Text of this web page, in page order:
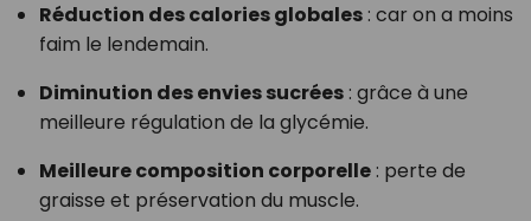
Réduction des calories globales: car on a moins
faim le lendemain.
Diminution des envies sucrées: grâce à une
meilleure régulation de la glycémie.
Meilleure composition corporelle: perte de
graisse et préservation du muscle.